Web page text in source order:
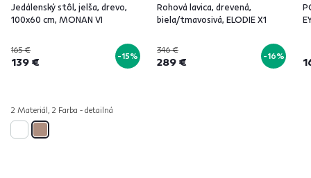
Jedálenský stôl, jelša, drevo,
100x60 cm, MONAN VI
165 €
139 € -15%
2 Materiál, 2 Farba - detailná
Rohová lavica, drevená,
biela/tmavosivá, ELODIE X1
346 €
289 € -16%